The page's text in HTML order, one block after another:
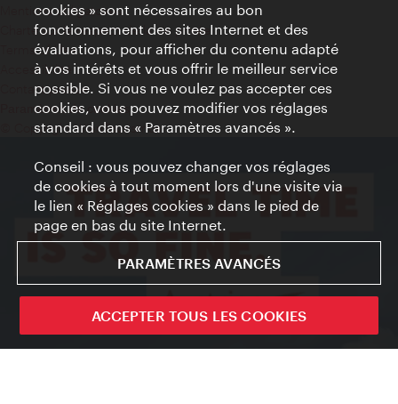
Mentions obligatoires
Charte sur le respect de la vie privée
Terms of Use
Accessibilité
Contact presse
Paramètres de cookies
© Copyright WienTourismus
cookies » sont nécessaires au bon
fonctionnement des sites Internet et des
évaluations, pour afficher du contenu adapté
à vos intérêts et vous offrir le meilleur service
possible. Si vous ne voulez pas accepter ces
cookies, vous pouvez modifier vos réglages
standard dans « Paramètres avancés ».
Conseil : vous pouvez changer vos réglages
de cookies à tout moment lors d'une visite via
le lien « Réglages cookies » dans le pied de
page en bas du site Internet.
PARAMÈTRES AVANCÉS
ACCEPTER TOUS LES COOKIES